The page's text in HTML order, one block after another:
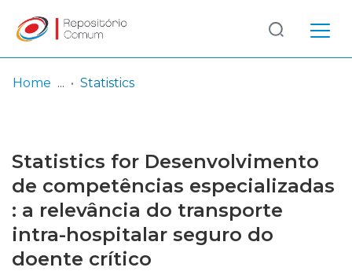
Browse repository
Entities
Log
In
(current)
Home Statistics
Statistics for Desenvolvimento
de competências especializadas
: a relevância do transporte
intra-hospitalar seguro do
doente crítico